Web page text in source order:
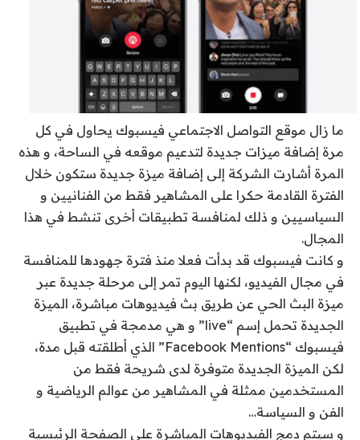
ما زال موقع التواصل الاجتماعي فيسبوك يحاول في كل
مرة إضافة ميزات جديدة لتدعيم موقعه في الساحة، و هذه
المرة أشارت الشركة إلى إضافة ميزة جديدة ستكون خلال
الفترة القادمة حكرا على المشاهير فقط من الفنانيين و
السياسيين و ذلك لمنافسة تطبيقات أخرى تنشط في هذا
المجال.
و كانت فيسبوك قد بدأت فعلا منذ فترة جهودها للمنافسة
في مجال الفيديو، لكنها اليوم تمر إلى مرحلة جديدة عبر
ميزة البث الحي عن طريق بث فيديوهات مباشرة، الميزة
الجديدة تحمل إسم “live” و هي مدمجة في تطبيق
فيسبوك “Facebook Mentions” الذي أطلقته قبل مدة،
لكن الميزة الجديدة متوفرة لدى شريحة فقط من
المستخدمين ممثلة في المشاهير من عوالم الرياضية و
الفن و السياسة…
و سيتم دمج الفيديوهات المباشرة على الصفحة الرئيسية